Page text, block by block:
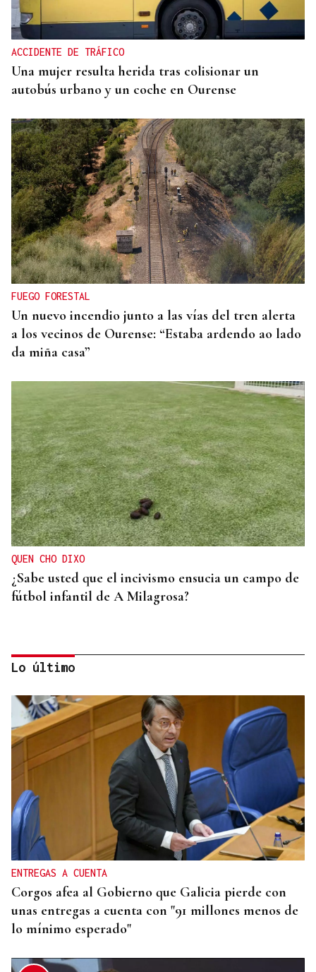
ACCIDENTE DE TRÁFICO
Una mujer resulta herida tras colisionar un
autobús urbano y un coche en Ourense
FUEGO FORESTAL
Un nuevo incendio junto a las vías del tren alerta
a los vecinos de Ourense: “Estaba ardendo ao lado
da miña casa”
QUEN CHO DIXO
¿Sabe usted que el incivismo ensucia un campo de
fútbol infantil de A Milagrosa?
QUEN CHO DIXO
¿Sabe usted que el sushi gratis desata las colas en
Ourense?
Lo último
ENTREGAS A CUENTA
Corgos afea al Gobierno que Galicia pierde con
unas entregas a cuenta con "91 millones menos de
lo mínimo esperado"